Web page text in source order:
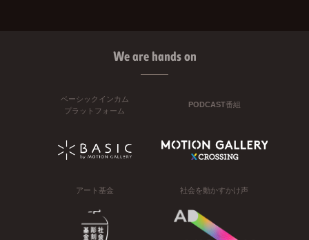
We are hands on
ベーシックインカム
プラットフォーム
PODCAST番組
アート基金 社会を動かすかけ声